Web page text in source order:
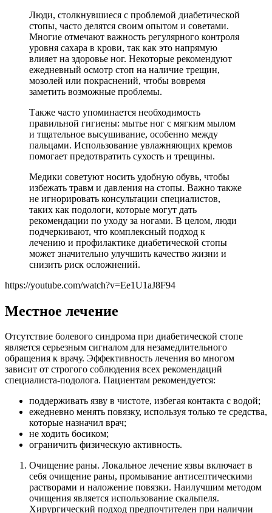
Люди, столкнувшиеся с проблемой диабетической
стопы, часто делятся своим опытом и советами.
Многие отмечают важность регулярного контроля
уровня сахара в крови, так как это напрямую
влияет на здоровье ног. Некоторые рекомендуют
ежедневный осмотр стоп на наличие трещин,
мозолей или покраснений, чтобы вовремя
заметить возможные проблемы.
Также часто упоминается необходимость
правильной гигиены: мытье ног с мягким мылом
и тщательное высушивание, особенно между
пальцами. Использование увлажняющих кремов
помогает предотвратить сухость и трещины.
Медики советуют носить удобную обувь, чтобы
избежать травм и давления на стопы. Важно также
не игнорировать консультации специалистов,
таких как подологи, которые могут дать
рекомендации по уходу за ногами. В целом, люди
подчеркивают, что комплексный подход к
лечению и профилактике диабетической стопы
может значительно улучшить качество жизни и
снизить риск осложнений.
https://youtube.com/watch?v=Ee1U1aJ8F94
Местное лечение
Отсутствие болевого синдрома при диабетической стопе
является серьезным сигналом для незамедлительного
обращения к врачу. Эффективность лечения во многом
зависит от строгого соблюдения всех рекомендаций
специалиста-подолога. Пациентам рекомендуется:
поддерживать язву в чистоте, избегая контакта с водой;
ежедневно менять повязку, используя только те средства,
которые назначил врач;
не ходить босиком;
ограничить физическую активность.
Очищение раны. Локальное лечение язвы включает в
себя очищение раны, промывание антисептическими
растворами и наложение повязки. Наилучшим методом
очищения является использование скальпеля.
Хирургический подход предпочтителен при наличии